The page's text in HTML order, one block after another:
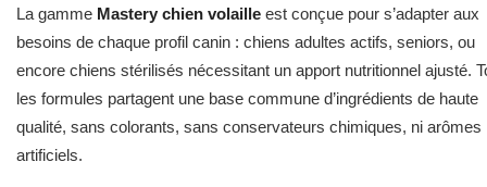
La gamme Mastery chien volaille est conçue pour s’adapter aux
besoins de chaque profil canin : chiens adultes actifs, seniors, ou
encore chiens stérilisés nécessitant un apport nutritionnel ajusté.
les formules partagent une base commune d’ingrédients de haute
qualité, sans colorants, sans conservateurs chimiques, ni arômes
artificiels.